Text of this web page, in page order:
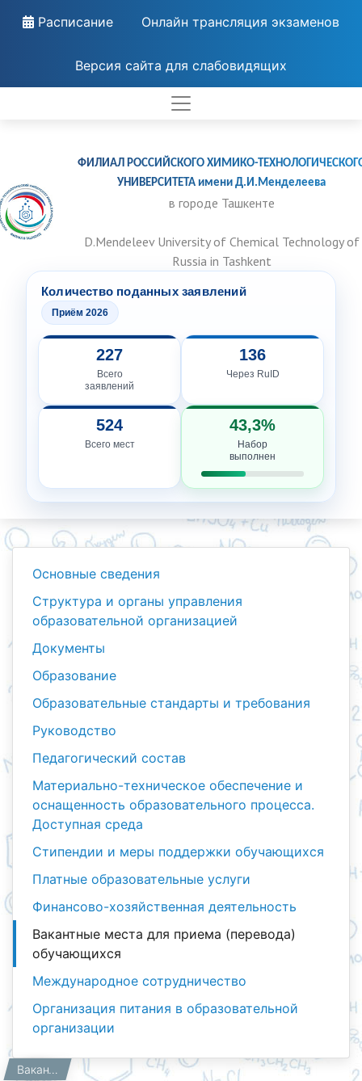
Расписание Онлайн трансляция экзаменов
Версия сайта для слабовидящих
ФИЛИАЛ РОССИЙСКОГО ХИМИКО-
УНИВЕРСИТЕТА имени Д.И.Менделеева
в городе Ташкенте
D.Mendeleev University of Chemical Technology of
Russia in Tashkent
Количество поданных заявлений
Приём 2026
227
Всего
заявлений
136
Через RuID
524
Всего мест
43,3%
Набор
выполнен
Основные сведения
Структура и органы управления
образовательной организацией
Документы
Образование
Образовательные стандарты и требования
Руководство
Педагогический состав
Материально-техническое обеспечение и
оснащенность образовательного процесса.
Доступная среда
Стипендии и меры поддержки обучающихся
Платные образовательные услуги
Финансово-хозяйственная деятельность
Вакантные места для приема (перевода)
обучающихся
Международное сотрудничество
Организация питания в образовательной
организации
Главная
Сведения об образовательной организации Вакантные места для приема (перевода) обучающихся